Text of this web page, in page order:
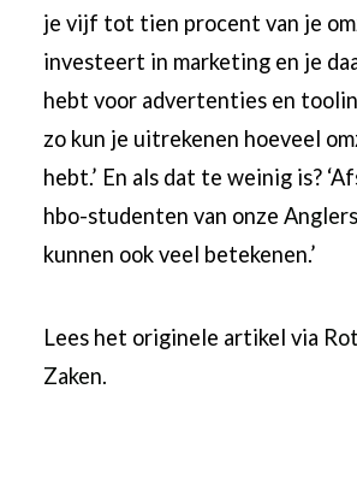
je vijf tot tien procent van je
investeert in marketing en je
hebt voor advertenties en
zo kun je uitrekenen hoeveel
hebt.’ En als dat te weinig is?
hbo-studenten van onze
kunnen ook veel betekenen.’
Lees het originele artikel via
Zaken.